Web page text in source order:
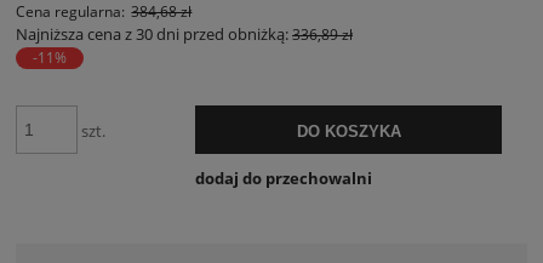
Cena regularna: 384,68 zł
Najniższa cena z 30 dni przed obniżką:336,89 zł
-11%
szt. DO KOSZYKA
dodaj do przechowalni